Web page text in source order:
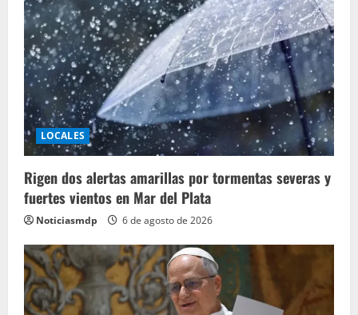
LOCALES
Rigen dos alertas amarillas por tormentas severas y
fuertes vientos en Mar del Plata
Noticiasmdp 6 de agosto de 2026